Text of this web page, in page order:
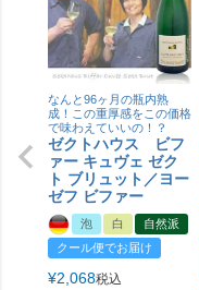
なんと96ヶ月の瓶内熟
成！この重厚感をこの価格
で味わえていいの！？
ゼクトハウス ビフ
ァー キュヴェ ゼク
ト ブリュット／ヨー
ゼフ ビファー
泡 白
自然派
クール便でお届け
¥2,068税込